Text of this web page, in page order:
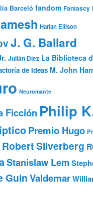
Barceló fandom Fantascy
Harlan Ellison
J. G. Ballard
Julián Díez La Biblioteca
de Ideas M. John
Neuromante
Ficción Philip
Premio Hugo
Robert Silverberg
Stanislaw Lem
GuinValdemar